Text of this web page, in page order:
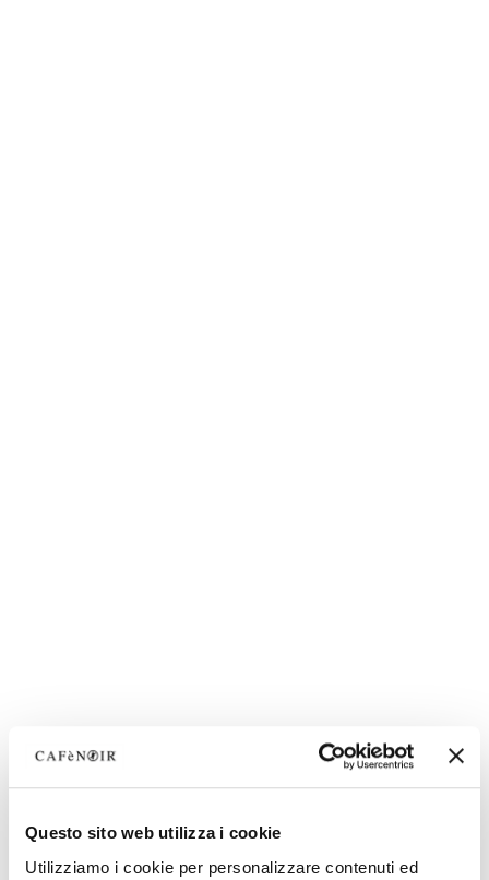
Questo sito web utilizza i cookie
Utilizziamo i cookie per personalizzare contenuti ed